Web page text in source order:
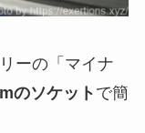
ーの「マイナ
のソケット で簡